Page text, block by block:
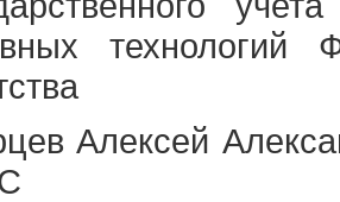
технологий
Алексей